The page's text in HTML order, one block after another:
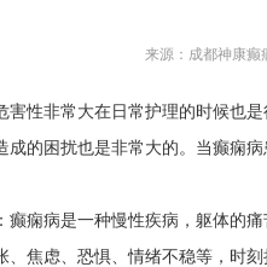
来源：成都神康癫
害性非常大在日常护理的时候也
成的困扰也是非常大的。当癫痫
癫痫病是一种慢性疾病，躯体的
、焦虑、恐惧、情绪不稳等，时